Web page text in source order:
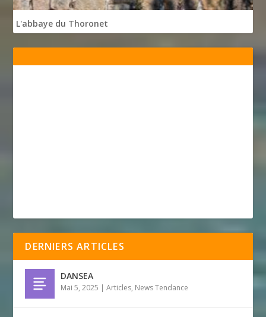
L'abbaye du Thoronet
DERNIERS ARTICLES
DANSEA
Mai 5, 2025 |Articles, News Tendance